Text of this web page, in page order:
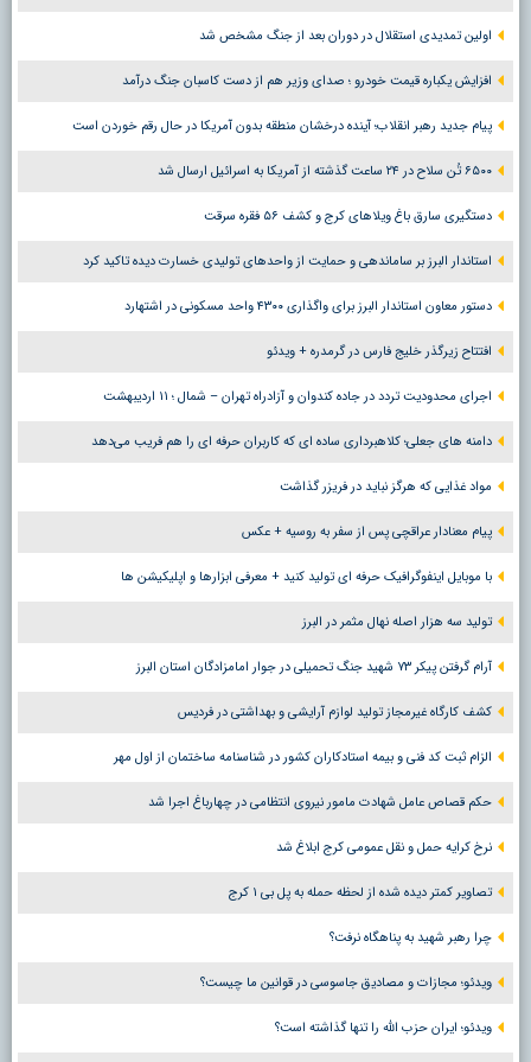
اولین تمدیدی استقلال در دوران بعد از جنگ مشخص شد
افزایش یکباره قیمت خودرو ؛ صدای وزیر هم از دست کاسبان جنگ درآمد
پیام جدید رهبر انقلاب؛ آینده درخشان منطقه بدون آمریکا در حال رقم خوردن است
۶۵۰۰ تُن سلاح در ۲۴ ساعت گذشته از آمریکا به اسرائیل ارسال شد
دستگیری سارق باغ ویلاهای کرج و کشف ۵۶ فقره سرقت
استاندار البرز بر ساماندهی و حمایت از واحدهای تولیدی خسارت دیده تاکید کرد
دستور معاون استاندار البرز برای واگذاری ۴۳۰۰ واحد مسکونی در اشتهارد
افتتاح زیرگذر خلیج فارس در گرمدره + ویدئو
اجرای محدودیت تردد در جاده کندوان و آزادراه تهران – شمال ؛ ١١ اردیبهشت
دامنه های جعلی؛ کلاهبرداری ساده ای که کاربران حرفه ای را هم فریب می‌دهد
مواد غذایی که هرگز نباید در فریزر گذاشت
پیام معنادار عراقچی پس از سفر به روسیه + عکس
با موبایل اینفوگرافیک حرفه ای تولید کنید + معرفی ابزارها و اپلیکیشن ها
تولید سه هزار اصله نهال مثمر در البرز
آرام گرفتن پیکر ۷۳ شهید جنگ تحمیلی در جوار امامزادگان استان البرز
کشف کارگاه غیرمجاز تولید لوازم آرایشی و بهداشتی در فردیس
الزام ثبت کد فنی و بیمه استادکاران کشور در شناسنامه ساختمان از اول مهر
حکم قصاص عامل شهادت مامور نیروی انتظامی در چهارباغ اجرا شد
نرخ کرایه حمل و نقل عمومی کرج ابلاغ شد
تصاویر کمتر دیده شده از لحظه حمله به پل بی ۱ کرج
چرا رهبر شهید به پناهگاه نرفت؟
ویدئو؛ مجازات و مصادیق جاسوسی در قوانین ما چیست؟
ویدئو؛ ایران حزب الله را تنها گذاشته است؟